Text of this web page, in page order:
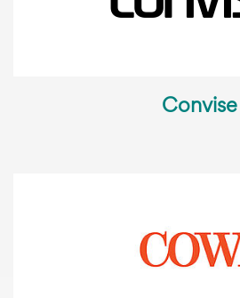
Convise